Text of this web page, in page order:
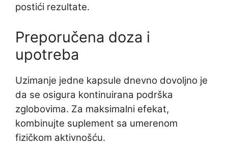
postići rezultate.
Preporučena doza i
upotreba
Uzimanje jedne kapsule dnevno dovoljno je
da se osigura kontinuirana podrška
zglobovima. Za maksimalni efekat,
kombinujte suplement sa umerenom
fizičkom aktivnošću.